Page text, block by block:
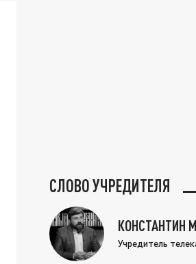
СЛОВО УЧРЕДИТЕЛЯ
КОНСТАНТИН
Учредитель